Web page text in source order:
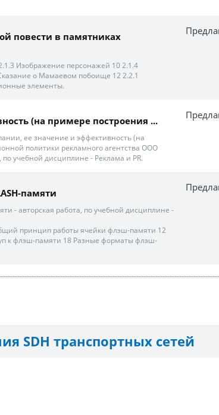
повести в памятниках
Изображение персонажей 10 2.1.4
о Мамаевом побоище 12 2.2.1
элементы.
(на примере построения ...
ее значение и эффективность (на
политики рекламного агентства ООО
учебной дисциплине - Реклама и PR.
памяти
- авторская работа, по учебной дисциплине -
принцип работы ячейки флэш-памяти 12
к флэш-памяти 18 Разные форматы флэш-
SDH транспортных сетей